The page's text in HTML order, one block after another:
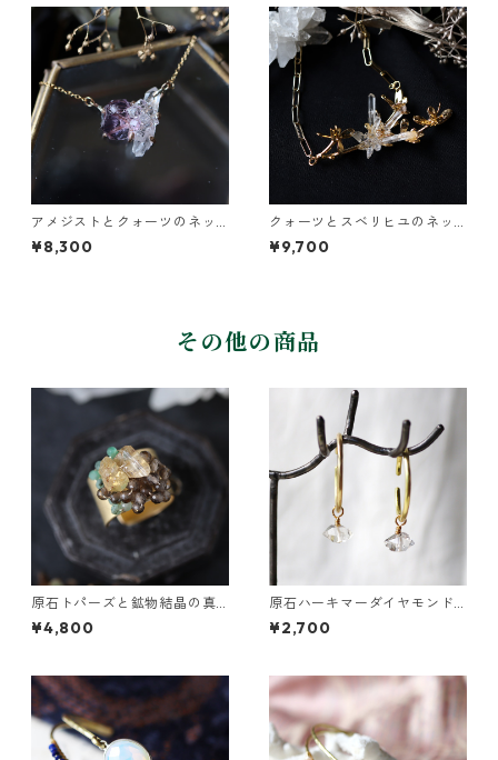
アメジストとクォーツのネッ
クレス
¥8,300
クォーツとスベリヒユのネッ
クレス
¥9,700
その他の商品
原石トパーズと鉱物結晶の真
鍮幅広イヤーカフ
¥4,800
原石ハーキマーダイヤモンド
のぶら下がりイヤーカフ
¥2,700